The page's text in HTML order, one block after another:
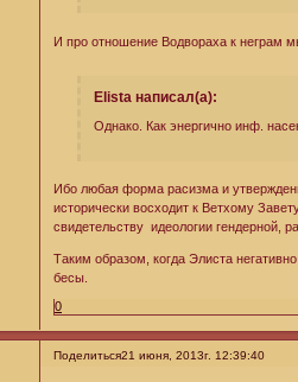
И про отношение Водвораха к неграм
Elista написал(а):
Однако. Как энергично инф.
Ибо любая форма расизма и
исторически восходит к Ветхому
свидетельству идеологии гендерной,
Таким образом, когда Элиста
бесы.
0
Поделиться21 июня, 2013г. 12:39:40